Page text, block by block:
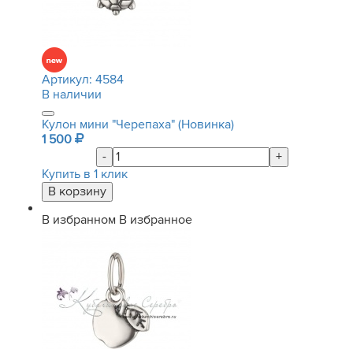
Артикул: 4584
В наличии
Кулон мини "Черепаха" (Новинка)
1 500
-
+
Купить в 1 клик
В избранном В избранное